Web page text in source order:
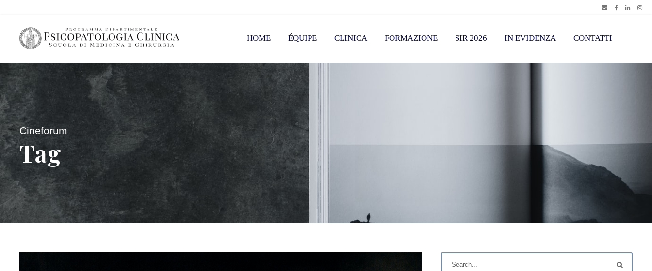
HOME ÉQUIPE CLINICA FORMAZIONE SIR 2026 IN EVIDENZA CONTATTI
Cineforum
Tag